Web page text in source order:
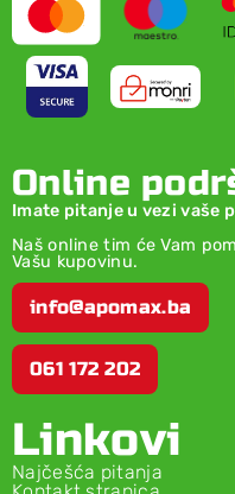
Online
Imate pitanje u vezi vaše
Naš online tim će Vam
Vašu kupovinu.
info@apomax.ba
061 172 202
Linkovi
Najčešća pitanja